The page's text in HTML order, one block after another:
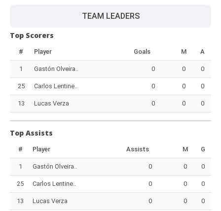
TEAM LEADERS
Top Scorers
# Player Goals M A
1 Gastón Olveira.. 0 0 0
25 Carlos Lentine.. 0 0 0
13 Lucas Verza 0 0 0